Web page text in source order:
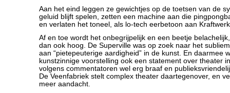
Aan het eind leggen ze gewichtjes op de toetsen van de
geluid blijft spelen, zetten een machine aan die
en verlaten het toneel, als lo-tech eerbetoon aan
Af en toe wordt het onbegrijpelijk en een beetje
dan ook hoog. De Superville was op zoek naar het
aan “pietepeuterige aardigheid” in de kunst. En daarmee
kunstzinnige voorstelling ook een statement over theater
volgens commentatoren wel erg braaf en
De Veenfabriek stelt complex theater daartegenover, en
meer aandacht.